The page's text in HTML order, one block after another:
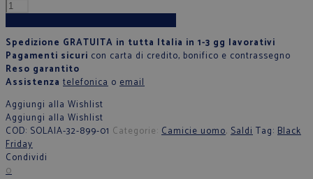
Spedizione GRATUITA in tutta Italia in 1-3 gg lavorativi
Pagamenti sicuri con carta di credito, bonifico e contrassegno
Reso garantito
Assistenza telefonica o email
Aggiungi alla Wishlist
Aggiungi alla Wishlist
COD: SOLAIA-32-899-01 Categorie: Camicie uomo, SaldiTag: Black
Friday
Condividi
0